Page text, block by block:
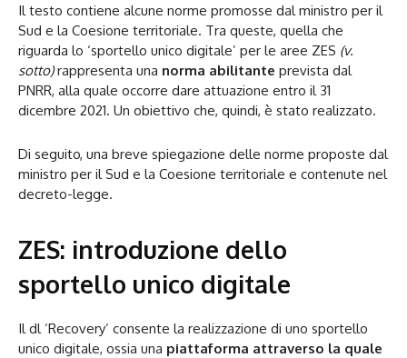
Il testo contiene alcune norme promosse dal ministro per il
Sud e la Coesione territoriale. Tra queste, quella che
riguarda lo ‘sportello unico digitale’ per le aree ZES (v.
sotto)rappresenta una norma abilitante prevista dal
PNRR, alla quale occorre dare attuazione entro il 31
dicembre 2021. Un obiettivo che, quindi, è stato realizzato.
Di seguito, una breve spiegazione delle norme proposte dal
ministro per il Sud e la Coesione territoriale e contenute nel
decreto-legge.
ZES: introduzione dello
sportello unico digitale
Il dl ‘Recovery’ consente la realizzazione di uno sportello
unico digitale, ossia una piattaforma attraverso la quale